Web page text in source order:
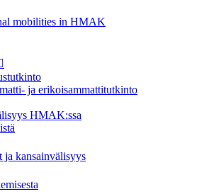
mobilities in HMAK
ja erikoisammattitutkinto
HMAK:ssa
ja kansainvälisyys